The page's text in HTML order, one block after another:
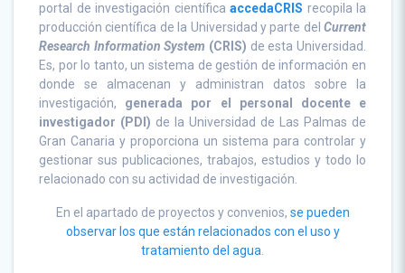
portal de investigación científica accedaCRIS recopila la
producción científica de la Universidad y parte del Current
Research Information System (CRIS) de esta Universidad.
Es, por lo tanto, un sistema de gestión de información en
donde se almacenan y administran datos sobre la
investigación, generada por el personal docente e
investigador (PDI) de la Universidad de Las Palmas de
Gran Canaria y proporciona un sistema para controlar y
gestionar sus publicaciones, trabajos, estudios y todo lo
relacionado con su actividad de investigación.
En el apartado de proyectos y convenios, se pueden
observar los que están relacionados con el uso y
tratamiento del agua